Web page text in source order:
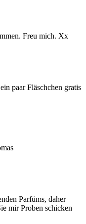
Freu mich. Xx
paar Fläschchen gratis
Parfüms, daher
mir Proben schicken